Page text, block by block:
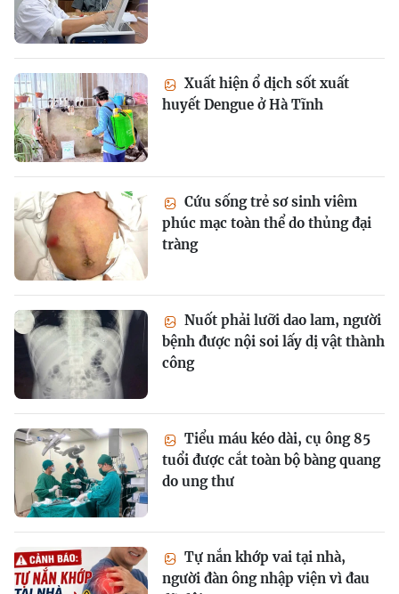
Xuất hiện ổ dịch sốt xuất
huyết Dengue ở Hà Tĩnh
Cứu sống trẻ sơ sinh viêm
phúc mạc toàn thể do thủng đại
tràng
Nuốt phải lưỡi dao lam, người
bệnh được nội soi lấy dị vật thành
công
Tiểu máu kéo dài, cụ ông 85
tuổi được cắt toàn bộ bàng quang
do ung thư
Tự nắn khớp vai tại nhà,
người đàn ông nhập viện vì đau